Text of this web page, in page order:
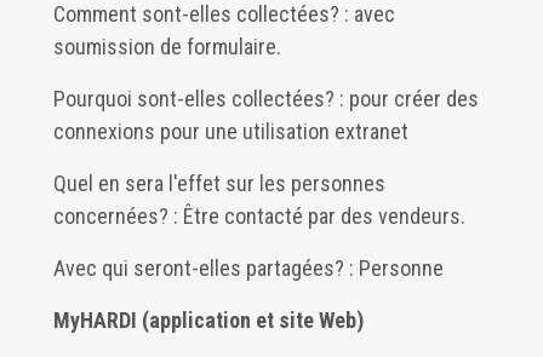
Comment sont-elles collectées? : avec
soumission de formulaire.
Pourquoi sont-elles collectées? : pour créer des
connexions pour une utilisation extranet
Quel en sera l'effet sur les personnes
concernées? : Être contacté par des vendeurs.
Avec qui seront-elles partagées? : Personne
MyHARDI (application et site Web)